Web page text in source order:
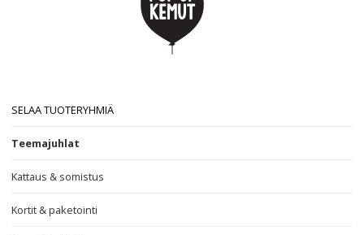
SELAA TUOTERYHMIÄ
Teemajuhlat
Kattaus & somistus
Kortit & paketointi